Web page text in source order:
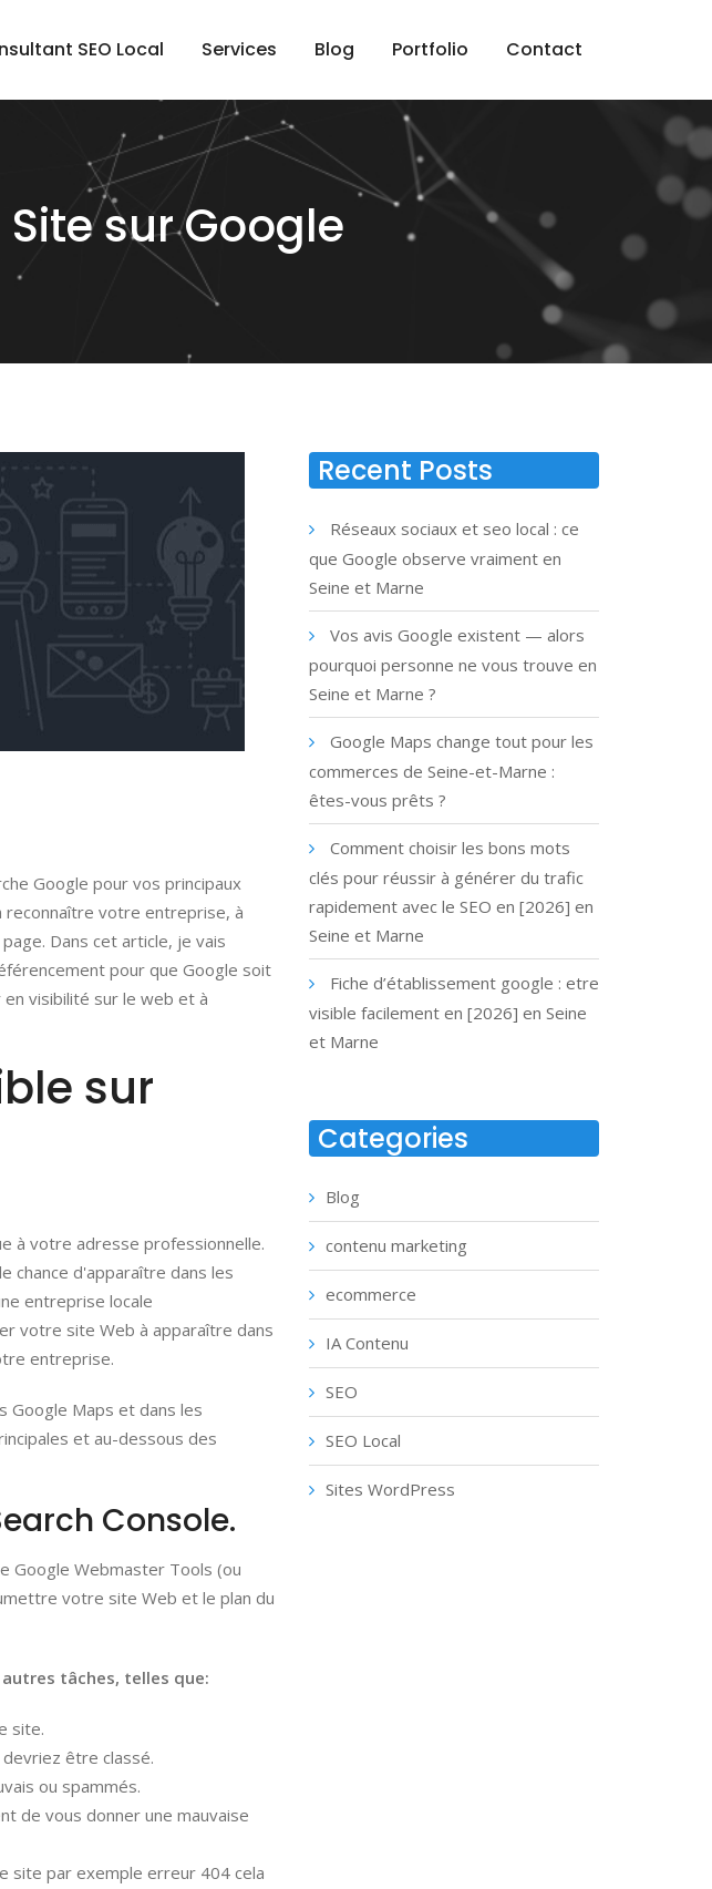
SEO Local Services Blog Portfolio Contact
sur Google
Google pour vos principaux
reconnaître votre entreprise, à
Dans cet article, je vais
pour que Google soit
visibilité sur le web et à
sur
à votre adresse professionnelle.
chance d'apparaître dans les
entreprise locale
votre site Web à apparaître dans
entreprise.
Google Maps et dans les
et au-dessous des
Console.
Google Webmaster Tools (ou
votre site Web et le plan du
tâches, telles que:
site.
être classé.
ou spammés.
de vous donner une mauvaise
site par exemple erreur 404 cela
Recent Posts
Réseaux sociaux et seo local : ce
que Google observe vraiment en
Seine et Marne
Vos avis Google existent — alors
pourquoi personne ne vous trouve en
Seine et Marne ?
Google Maps change tout pour les
commerces de Seine-et-Marne :
êtes-vous prêts ?
Comment choisir les bons mots
clés pour réussir à générer du trafic
rapidement avec le SEO en [2026] en
Seine et Marne
Fiche d’établissement google : etre
visible facilement en [2026] en Seine
et Marne
Categories
Blog
contenu marketing
ecommerce
IA Contenu
SEO
SEO Local
Sites WordPress